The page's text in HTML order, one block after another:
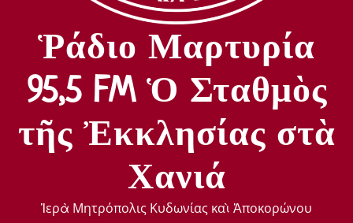
Ῥάδιο Μαρτυρία
95,5 FM Ὁ Σταθμὸς
τῆς Ἐκκλησίας στὰ
Χανιά
Ἱερὰ Μητρόπολις Κυδωνίας καὶ Ἀποκορώνου